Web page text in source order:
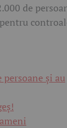
de
și au